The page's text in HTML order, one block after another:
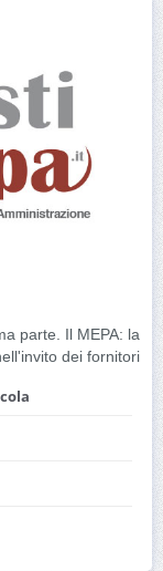
parte. Il MEPA: la
dei fornitori